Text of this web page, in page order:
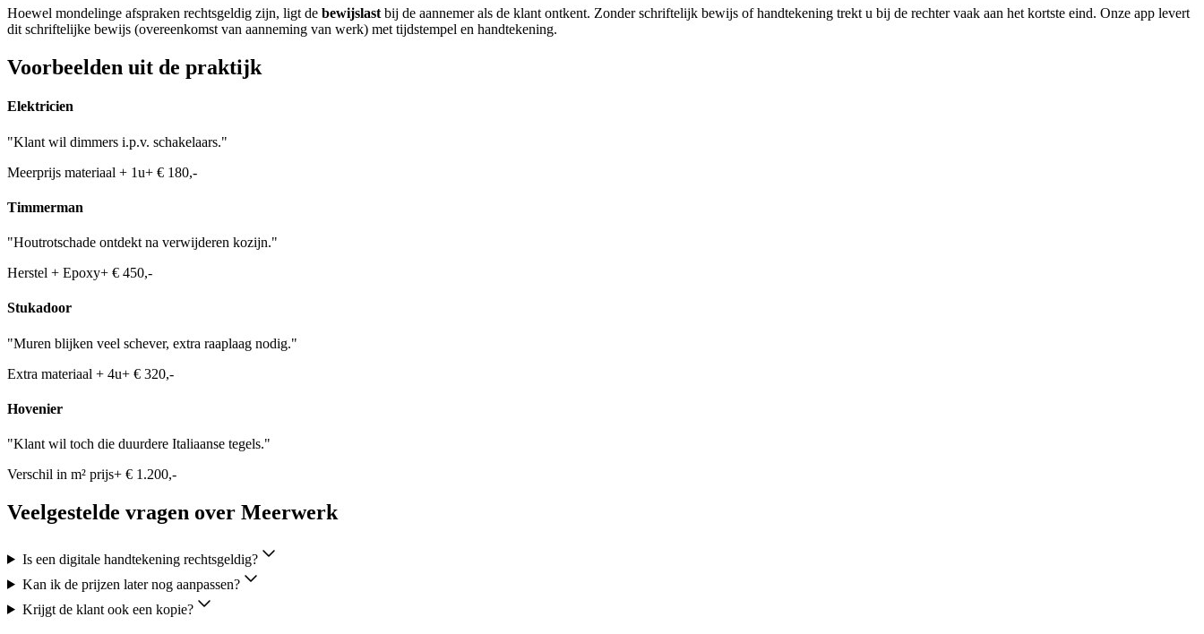
Hoewel mondelinge afspraken rechtsgeldig zijn, ligt de bewijslast bij de aannemer als de klant ontkent. Zonder schriftelijk bewijs of handtekening trekt u bij de rechter vaak aan het kortste eind. Onze app levert
dit schriftelijke bewijs (overeenkomst van aanneming van werk) met tijdstempel en handtekening.
Voorbeelden uit de praktijk
Elektricien
"Klant wil dimmers i.p.v. schakelaars."
Meerprijs materiaal + 1u+ € 180,-
Timmerman
"Houtrotschade ontdekt na verwijderen kozijn."
Herstel + Epoxy+ € 450,-
Stukadoor
"Muren blijken veel schever, extra raaplaag nodig."
Extra materiaal + 4u+ € 320,-
Hovenier
"Klant wil toch die duurdere Italiaanse tegels."
Verschil in m² prijs+ € 1.200,-
Veelgestelde vragen over Meerwerk
Is een digitale handtekening rechtsgeldig?
Kan ik de prijzen later nog aanpassen?
Krijgt de klant ook een kopie?